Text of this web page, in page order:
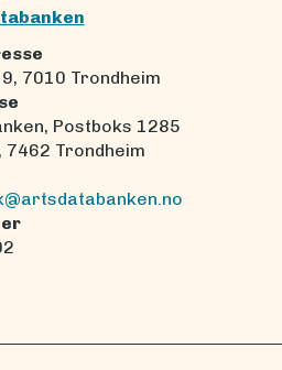
7010 Trondheim
Postboks 1285
7462 Trondheim